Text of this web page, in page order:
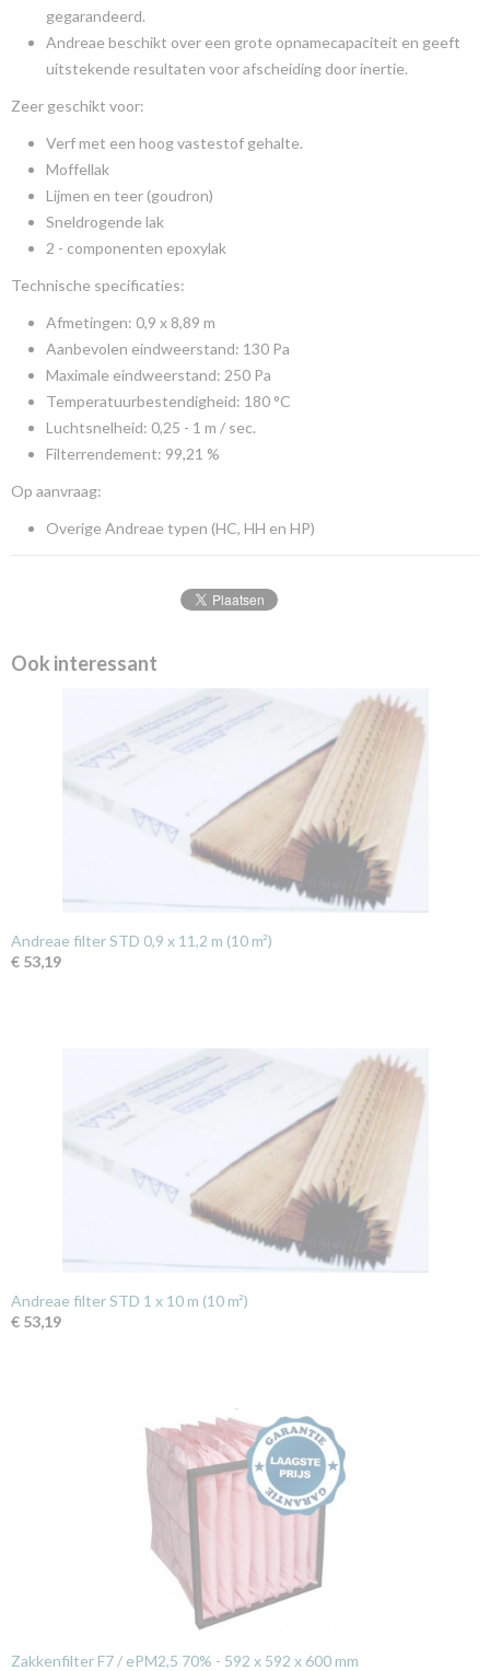
gegarandeerd.
Andreae beschikt over een grote opnamecapaciteit en geeft
uitstekende resultaten voor afscheiding door inertie.
Zeer geschikt voor:
Verf met een hoog vastestof gehalte.
Moffellak
Lijmen en teer (goudron)
Sneldrogende lak
2 - componenten epoxylak
Technische specificaties:
Afmetingen: 0,9 x 8,89 m
Aanbevolen eindweerstand: 130 Pa
Maximale eindweerstand: 250 Pa
Temperatuurbestendigheid: 180 °C
Luchtsnelheid: 0,25 - 1 m / sec.
Filterrendement: 99,21 %
Op aanvraag:
Overige Andreae typen (HC, HH en HP)
Ook interessant
Andreae filter STD 0,9 x 11,2 m (10 m²)
€ 53,19
Andreae filter STD 1 x 10 m (10 m²)
€ 53,19
Zakkenfilter F7 / ePM2,5 70% - 592 x 592 x 600 mm